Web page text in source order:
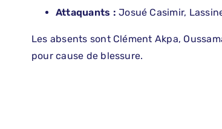
Attaquants : Josué Casimir,
Les absents sont Clément Akpa,
pour cause de blessure.